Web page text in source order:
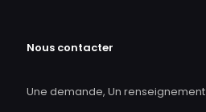
Nous contacter
Une demande, Un renseignement